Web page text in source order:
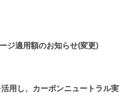
ジ適用額のお知らせ(変更)
用し、カーボンニュートラル実